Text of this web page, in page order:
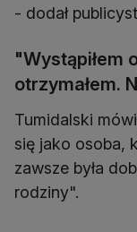
- dodał
"Wystąpiłem
otrzymałem.
Tumidalski
się jako osoba,
zawsze była
rodziny".